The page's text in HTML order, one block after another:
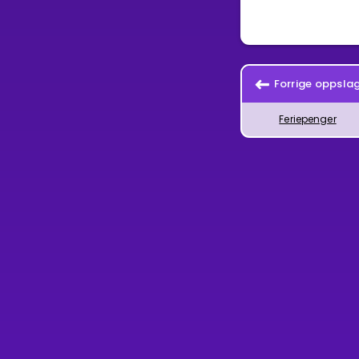
Forrige
Feriepenger